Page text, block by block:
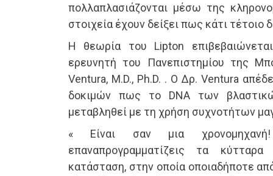
πολλαπλασιάζονται μέσω της
στοιχεία έχουν δείξει πως κάτι τέτοιο
Η θεωρία του Lipton
ερευνητή του Πανεπιστημίου της
Ventura, M.D., Ph.D. . Ο Δρ. Ventura
δοκιμών πως το DNA των
μεταβληθεί με τη χρήση συχνοτήτων
« Είναι σαν μια
επαναπρογραμματίζεις τα
κατάσταση, στην οποία οποιαδήποτε